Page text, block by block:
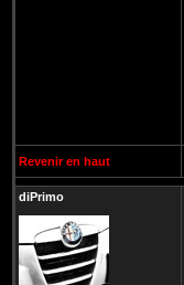
Revenir en haut
diPrimo